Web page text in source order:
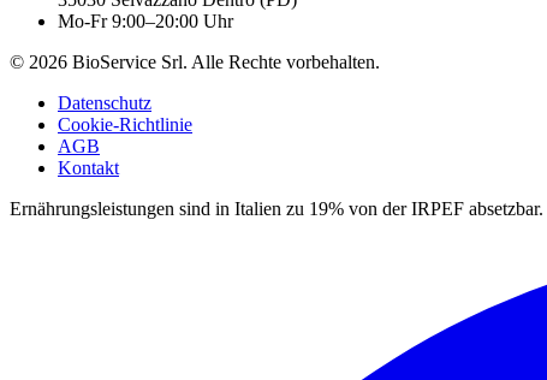
Mo-Fr 9:00–20:00 Uhr
© 2026 BioService Srl. Alle Rechte vorbehalten.
Datenschutz
Cookie-Richtlinie
AGB
Kontakt
Ernährungsleistungen sind in Italien zu 19% von der IRPEF absetzbar.